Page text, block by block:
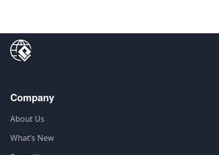
Company
About Us
What’s New